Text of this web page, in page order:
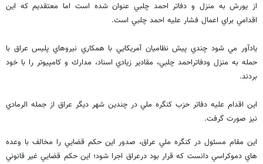
از يورش به منزل و دفاتر احمد چلبي عنوان شده است اما معتقديم كه اين
اقدامي براي اعمال فشار عليه احمد چلبي است.
يادآور مي شود چندي پيش نظاميان آمريكايي با همكاري نيروهاي پليس عراق با
حمله به منزل ودفاتراحمد چلبي، مقادير زيادي اسناد، مدارك و كامپيوتر را با خود
بردند.
اين اقدام عليه دفاتر حزب كنگره ملي در چندين شهر ديگر عراق از جمله الرمادي
نيز صورت گرفت.
اين مقام مسئول در كنگره ملي عراق، صدور اين حكم قضايي را مخالف با وعده
هاي دموكراسي دانست كه قرار بود درعراق اجرا شود؛ اين حكم قضايي غير قانوني